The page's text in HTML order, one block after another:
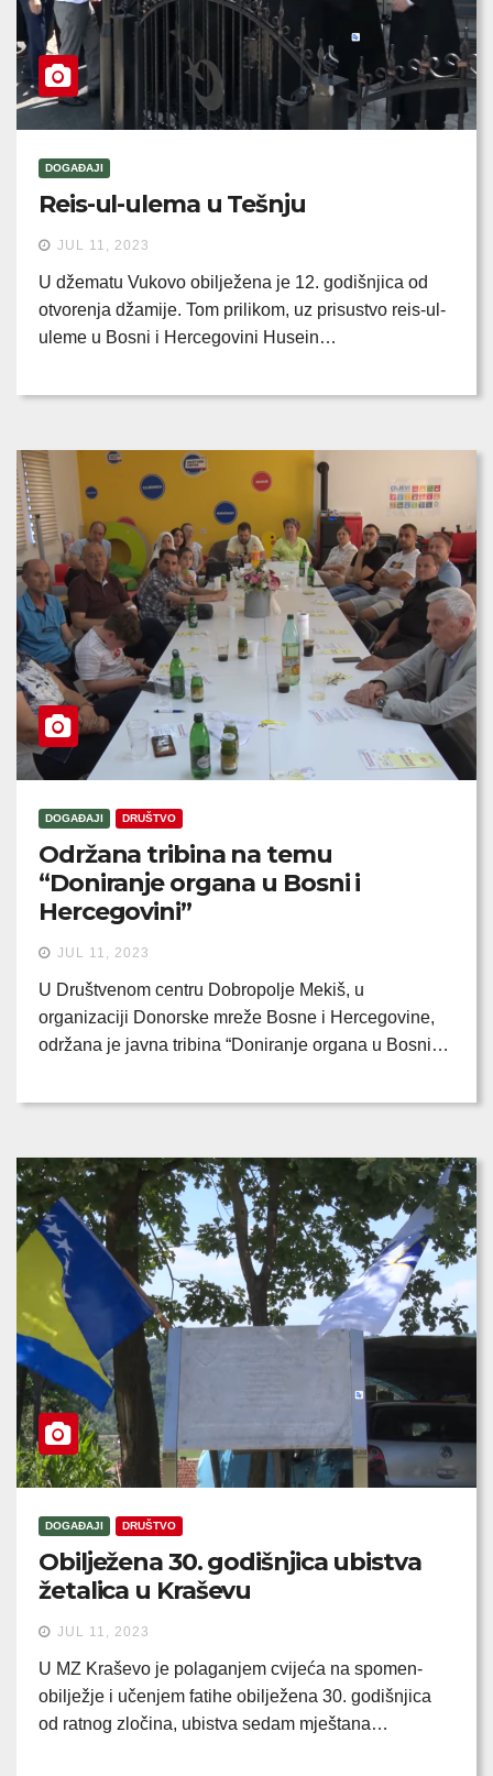
DOGAĐAJI
Reis-ul-ulema u Tešnju
JUL 11, 2023
U džematu Vukovo obilježena je 12. godišnjica od
otvorenja džamije. Tom prilikom, uz prisustvo reis-ul-
uleme u Bosni i Hercegovini Husein…
DOGAĐAJI DRUŠTVO
Održana tribina na temu
“Doniranje organa u Bosni i
Hercegovini”
JUL 11, 2023
U Društvenom centru Dobropolje Mekiš, u
organizaciji Donorske mreže Bosne i Hercegovine,
održana je javna tribina “Doniranje organa u Bosni…
DOGAĐAJI DRUŠTVO
Obilježena 30. godišnjica ubistva
žetalica u Kraševu
JUL 11, 2023
U MZ Kraševo je polaganjem cvijeća na spomen-
obilježje i učenjem fatihe obilježena 30. godišnjica
od ratnog zločina, ubistva sedam mještana…